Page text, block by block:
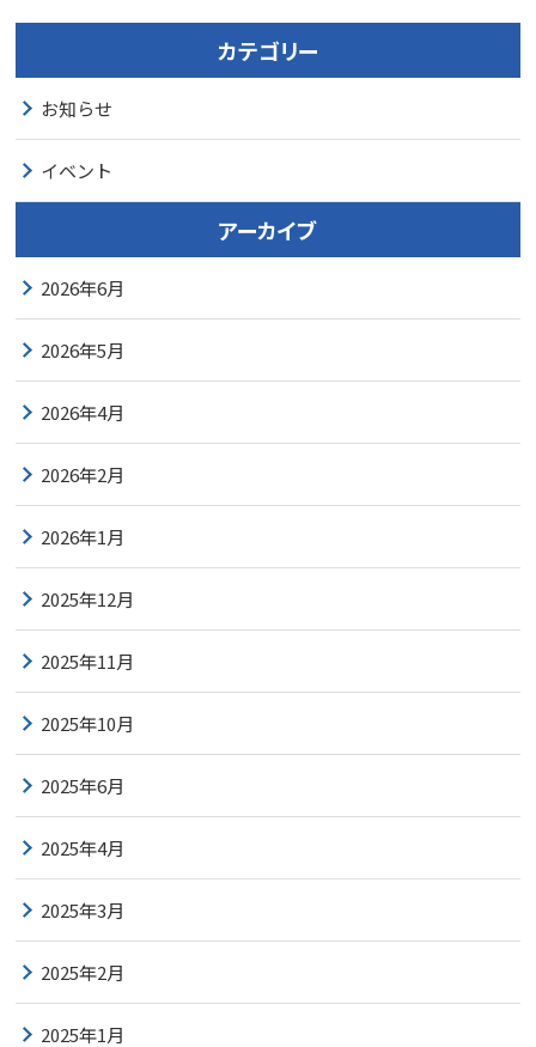
カテゴリー
お知らせ
イベント
アーカイブ
2026年6月
2026年5月
2026年4月
2026年2月
2026年1月
2025年12月
2025年11月
2025年10月
2025年6月
2025年4月
2025年3月
2025年2月
2025年1月